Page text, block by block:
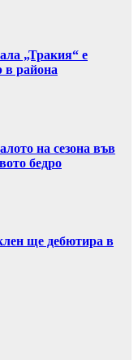
„Тракия“ е
в района
на сезона във
бедро
ще дебютира в